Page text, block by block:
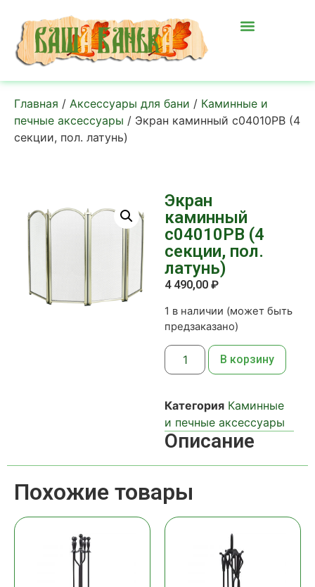
Главная / Аксессуары для бани / Каминные и
печные аксессуары / Экран каминный c04010PB (4
секции, пол. латунь)
Экран
каминный
c04010PB (4
секции, пол.
латунь)
4 490,00 ₽
1 в наличии (может быть
предзаказано)
В корзину
Категория Каминные
и печные аксессуары
Описание
Похожие товары